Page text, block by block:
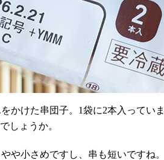
かけた串団子。 1袋に2本入ってい
しょうか。
や小さめですし、串も短いですね